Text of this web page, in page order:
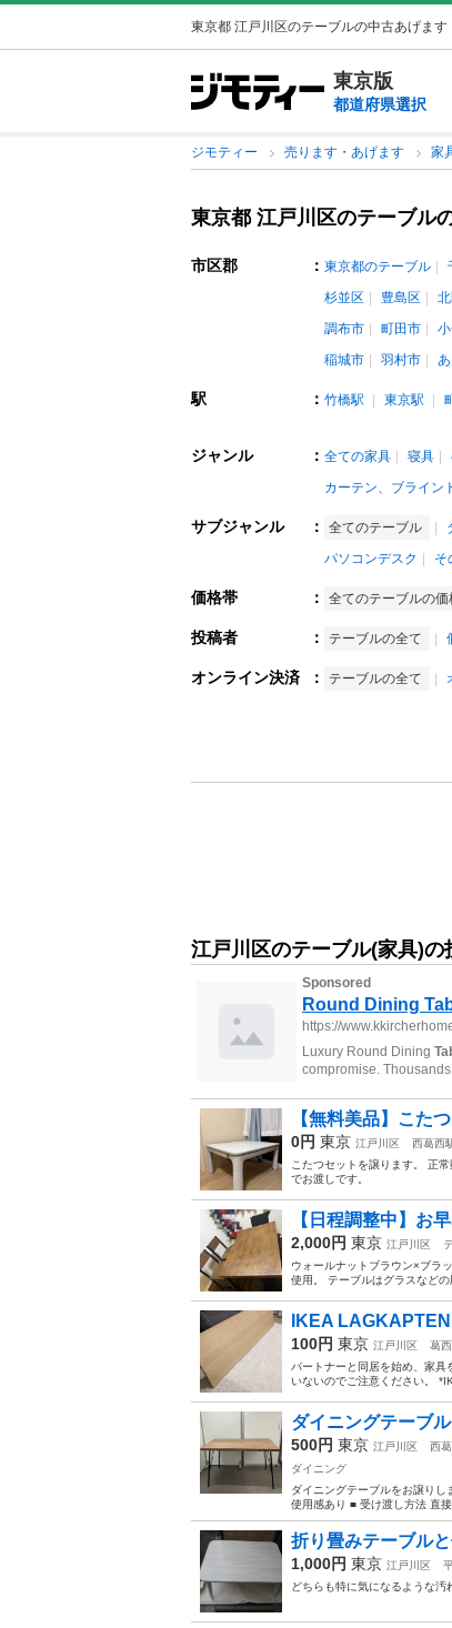
東京都 江戸川区のテーブルの中古あげます
東京版
都道府県選択
ジモティー 売ります・あげます 家
東京都 江戸川区のテーブル
市区郡 ： 東京都のテーブル
杉並区
豊島区
調布市
町田市
稲城市
羽村市
駅 ： 竹橋駅 東京駅
ジャンル ： 全ての家具 寝具
カーテン、ブライン
サブジャンル ： 全てのテーブル
パソコンデスク
そ
価格帯 ： 全てのテーブルの価
投稿者 ： テーブルの全て
オンライン決済 ： テーブルの全て
江戸川区のテーブル(家具)の
【無料美品】こた
0円 東京 江戸川区 西葛西
こたつセットを譲ります。 正
でお渡しです。
【日程調整中】お
2,000円 東京 江戸川区
ウォールナットブラウン×ブラ
使用。 テーブルはグラスなど
IKEA
100円 東京 江戸川区 葛
パートナーと同居を始め、家
いないのでご注意ください。
ダイニングテーブ
500円 東京 江戸川区 西
ダイニング
ダイニングテーブルをお譲り
使用感あり ■ 受け渡し方法 直
折り畳みテーブル
1,000円 東京 江戸川区
どちらも特に気になるような汚